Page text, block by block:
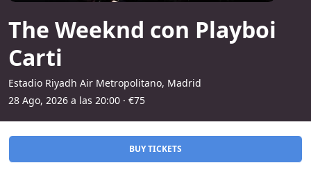
The Weeknd con Playboi
Carti
28 Ago, 2026 a las 20:00 · €75
Estadio Riyadh Air Metropolitano, Madrid
BUY TICKETS